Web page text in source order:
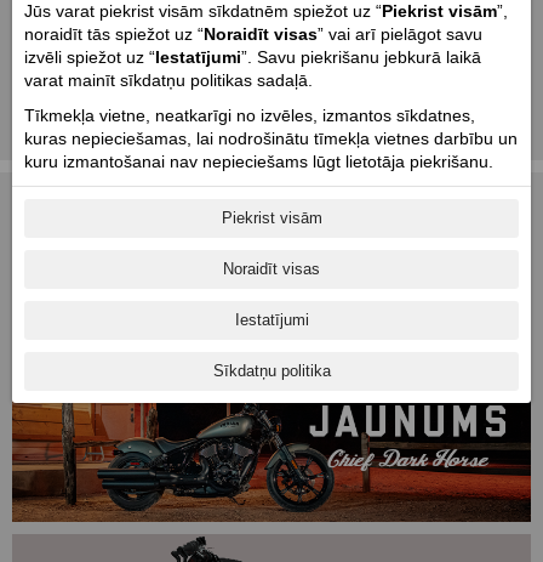
Gaerne - motobraucēju zābaki.
Parts Europe - motociklu rezerves daļas un
|2|3|4|5
Jūs varat piekrist visām sīkdatnēm spiežot uz “Piekrist visām”,
noraidīt tās spiežot uz “Noraidīt visas” vai arī pielāgot savu
izvēli spiežot uz “Iestatījumi”. Savu piekrišanu jebkurā laikā
varat mainīt sīkdatņu politikas sadaļā.
Tīkmekļa vietne, neatkarīgi no izvēles, izmantos sīkdatnes,
kuras nepieciešamas, lai nodrošinātu tīmekļa vietnes darbību un
kuru izmantošanai nav nepieciešams lūgt lietotāja piekrišanu.
Piekrist visām
Noraidīt visas
Iestatījumi
Sīkdatņu politika